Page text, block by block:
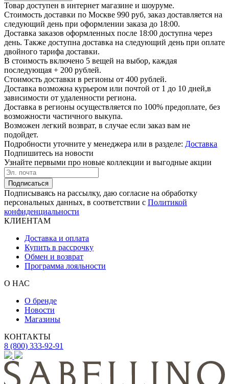
Товар доступен в интернет магазине и шоуруме.
Стоимость доставки по Москве 990 руб, заказ доставляется на
следующий день при оформлении заказа до 18:00.
Доставка заказов оформленных после 18:00 доступна через
день. Также доступна доставка на следующий день при оплате
двойного тарифа доставки.
В стоимость включено 5 вещей на выбор, каждая
последующая + 200 рублей.
Стоимость доставки в регионы от 400 рублей.
Доставка возможна курьером или почтой от 1 до 10 дней,в
зависимости от удаленности региона.
Доставка в регионы осуществляется по 100% предоплате, без
возможности частичного выкупа.
Возможен легкий возврат, в случае если заказ вам не
подойдет.
Подробности уточните у менеджера или в разделе: Доставка
Подпишитесь на новости
Узнайте первыми про новые коллекции и выгодные акции
Подписаться
Подписываясь на рассылку, даю согласие на обработку
персональных данных, в соответствии с Политикой
конфиденциальности
КЛИЕНТАМ
Доставка и оплата
Купить в рассрочку
Обмен и возврат
Программа лояльности
О НАС
О бренде
Новости
Магазины
КОНТАКТЫ
8 (800) 333-92-91